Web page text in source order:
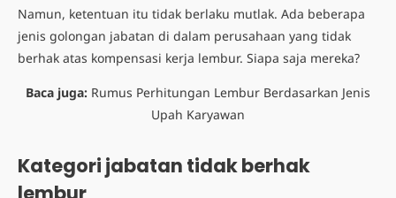
Namun, ketentuan itu tidak berlaku mutlak. Ada beberapa
jenis golongan jabatan di dalam perusahaan yang tidak
berhak atas kompensasi kerja lembur. Siapa saja mereka?
Baca juga: Rumus Perhitungan Lembur Berdasarkan Jenis
Upah Karyawan
Kategori jabatan tidak berhak